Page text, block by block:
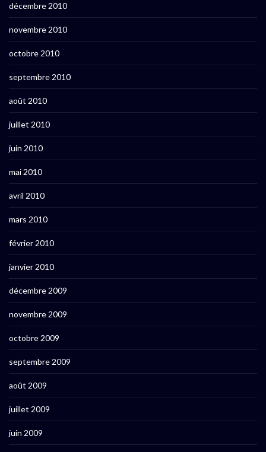
décembre 2010
novembre 2010
octobre 2010
septembre 2010
août 2010
juillet 2010
juin 2010
mai 2010
avril 2010
mars 2010
février 2010
janvier 2010
décembre 2009
novembre 2009
octobre 2009
septembre 2009
août 2009
juillet 2009
juin 2009